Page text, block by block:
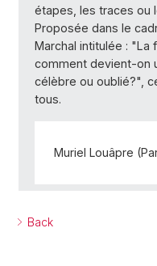
étapes, les traces ou
Proposée dans le
Marchal intitulée : "La
comment devient-on
célèbre ou oublié?",
tous.
Muriel Louâpre
Back